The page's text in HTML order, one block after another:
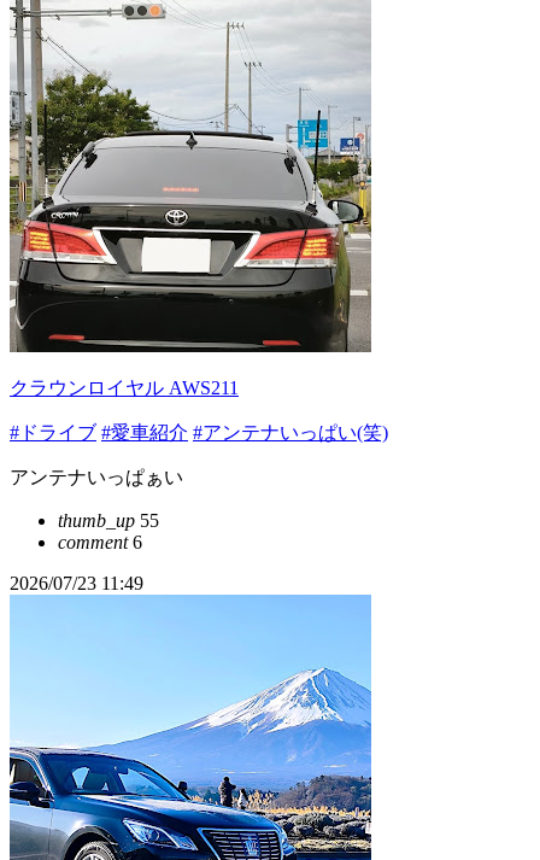
クラウンロイヤル AWS211
#ドライブ #愛車紹介 #アンテナいっぱい(笑)
アンテナいっぱぁい
thumb_up 55
comment6
2026/07/23 11:49